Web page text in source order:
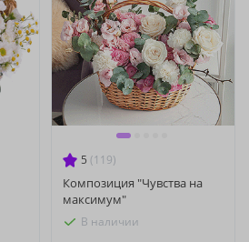
5 (119)
Композиция "Чувства на
максимум"
В наличии